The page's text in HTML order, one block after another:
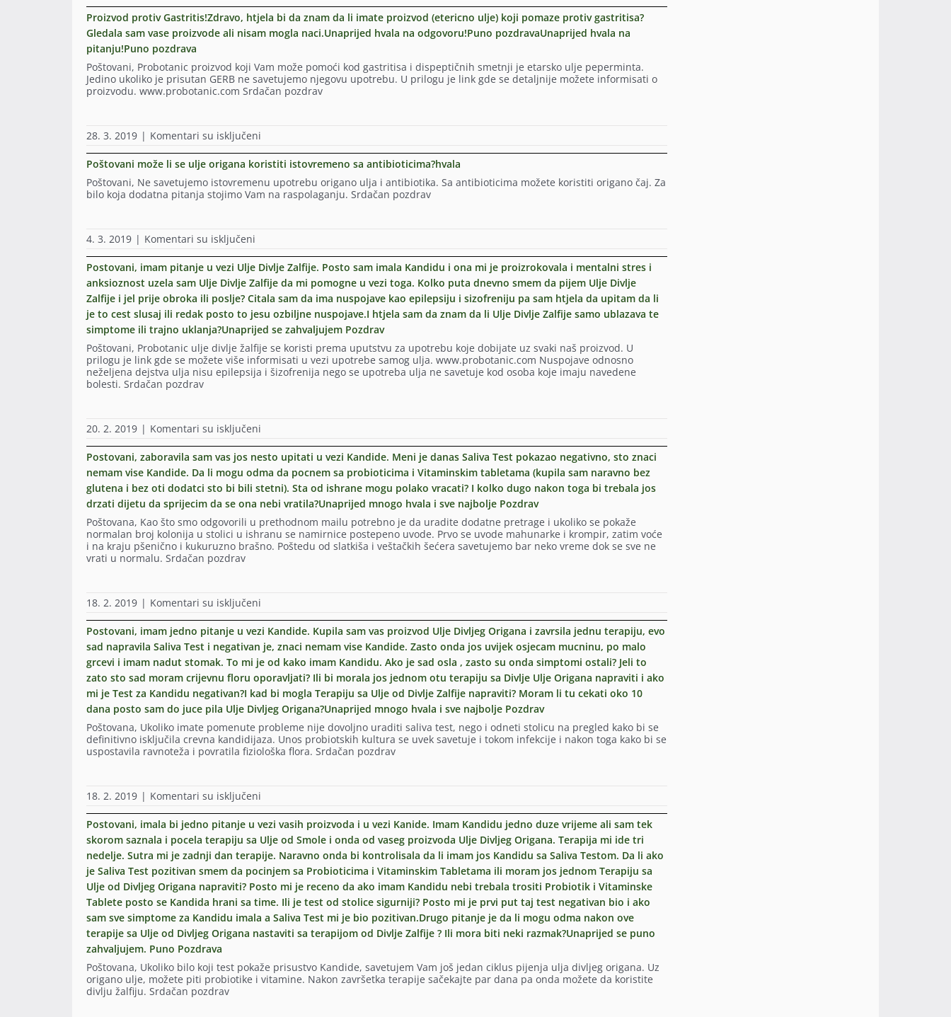
zvali
iz
apoteke
mi
da
se
ne
proizvodi
(
im
je
pa
mi
sada
nije
jasno
da
li
to
mogu
nabaviti
u
jer
mi
isto
preporučili
pa
sam
u
nedoumici
da
ili
ne?
Hvala
mokracne
besike(na
smenu
i
klebsiela).
Zanima
me
da
i
u
kojoj
dozi
da
li
treba
ponavljati
ciklus
lecenja?
(Vec
3
dana
pijem
3×2
ispod
donje
granice
je
od
3.80-
a
hemoglobin
mi
je
124
rf
kapi,
koliko
puta
i
koliko
dana?
treba
ponavljati
cikluse?
htjela
bi
vas
u
vezi
Gastritisa.
Imala
pylori
nakon
toga
Kandidu
pa
sam
uzela
od
Probotanic
Pepermintovo
ulje,
Divlji
Origano
ulje
i
od
Divlje
bi
htjela
da
znam
da
mogu
pored
toga
sto
imam
Gastritis
Puno
Proizvod protiv Gastritis!Zdravo, htjela bi da znam da li imate proizvod (etericno ulje) koji pomaze protiv gastritisa?
Gledala sam vase proizvode ali nisam mogla naci.Unaprijed hvala na odgovoru!Puno pozdravaUnaprijed hvala na
pitanju!Puno pozdrava
Poštovani, Probotanic proizvod koji Vam može pomoći kod gastritisa i dispeptičnih smetnji je etarsko ulje peperminta.
Jedino ukoliko je prisutan GERB ne savetujemo njegovu upotrebu. U prilogu je link gde se detaljnije možete informisati o
proizvodu. www.probotanic.com Srdačan pozdrav
28. 3. 2019 | Komentari su isključenina
protiv
Gastritis!Zdravo,
htjela
bi
imate
proizvod
(etericno
ulje)
koji
pomaze
protiv
Gledala
sam
vase
mogla
naci.Unaprijed
hvala
na
odgovoru!Puno
pozdravaUnaprijed
hvala
na
pitanju!Puno
pozdrava
Poštovani može li se ulje origana koristiti istovremeno sa antibioticima?hvala
Poštovani, Ne savetujemo istovremenu upotrebu origano ulja i antibiotika. Sa antibioticima možete koristiti origano čaj. Za
bilo koja dodatna pitanja stojimo Vam na raspolaganju. Srdačan pozdrav
4. 3. 2019 | Komentari su isključenina
može
li
se
ulje
origana
koristiti
istovremeno
sa
antibioticima?
hvala
Postovani, imam pitanje u vezi Ulje Divlje Zalfije. Posto sam imala Kandidu i ona mi je proizrokovala i mentalni stres i
anksioznost uzela sam Ulje Divlje Zalfije da mi pomogne u vezi toga. Kolko puta dnevno smem da pijem Ulje Divlje
Zalfije i jel prije obroka ili poslje? Citala sam da ima nuspojave kao epilepsiju i sizofreniju pa sam htjela da upitam da li
je to cest slusaj ili redak posto to jesu ozbiljne nuspojave.I htjela sam da znam da li Ulje Divlje Zalfije samo ublazava te
simptome ili trajno uklanja?Unaprijed se zahvaljujem Pozdrav
Poštovani, Probotanic ulje divlje žalfije se koristi prema uputstvu za upotrebu koje dobijate uz svaki naš proizvod. U
prilogu je link gde se možete više informisati u vezi upotrebe samog ulja. www.probotanic.com Nuspojave odnosno
neželjena dejstva ulja nisu epilepsija i šizofrenija nego se upotreba ulja ne savetuje kod osoba koje imaju navedene
bolesti. Srdačan pozdrav
20. 2. 2019 | Komentari su isključenina
imam
pitanje
u
vezi
Ulje
Divlje
Zalfije.
Posto
sam
ona
mi
je
proizrokovala
mentalni
stres
i
anksioznost
uzela
sam
Ulje
Divlje
Zalfije
u
vezi
toga.
Kolko
puta
dnevno
smem
da
pijem
Ulje
Divlje
Zalfije
prije
obroka
Postovani, zaboravila sam vas jos nesto upitati u vezi Kandide. Meni je danas Saliva Test pokazao negativno, sto znaci
nemam vise Kandide. Da li mogu odma da pocnem sa probioticima i Vitaminskim tabletama (kupila sam naravno bez
glutena i bez oti dodatci sto bi bili stetni). Sta od ishrane mogu polako vracati? I kolko dugo nakon toga bi trebala jos
drzati dijetu da sprijecim da se ona nebi vratila?Unaprijed mnogo hvala i sve najbolje Pozdrav
Poštovana, Kao što smo odgovorili u prethodnom mailu potrebno je da uradite dodatne pretrage i ukoliko se pokaže
normalan broj kolonija u stolici u ishranu se namirnice postepeno uvode. Prvo se uvode mahunarke i krompir, zatim voće
i na kraju pšenično i kukuruzno brašno. Poštedu od slatkiša i veštačkih šećera savetujemo bar neko vreme dok se sve ne
vrati u normalu. Srdačan pozdrav
18. 2. 2019 | Komentari su isključenina
zaboravila
sam
vas
jos
nesto
upitati
u
vezi
Kandide.
Meni
je
danas
pokazao
sto
znaci
nemam
vise
Kandide.
Da
li
mogu
odma
da
pocnem
probioticima
i
Vitaminskim
Postovani, imam jedno pitanje u vezi Kandide. Kupila sam vas proizvod Ulje Divljeg Origana i zavrsila jednu terapiju, evo
sad napravila Saliva Test i negativan je, znaci nemam vise Kandide. Zasto onda jos uvijek osjecam mucninu, po malo
grcevi i imam nadut stomak. To mi je od kako imam Kandidu. Ako je sad osla , zasto su onda simptomi ostali? Jeli to
zato sto sad moram crijevnu floru oporavljati? Ili bi morala jos jednom otu terapiju sa Divlje Ulje Origana napraviti i ako
mi je Test za Kandidu negativan?I kad bi mogla Terapiju sa Ulje od Divlje Zalfije napraviti? Moram li tu cekati oko 10
dana posto sam do juce pila Ulje Divljeg Origana?Unaprijed mnogo hvala i sve najbolje Pozdrav
Poštovana, Ukoliko imate pomenute probleme nije dovoljno uraditi saliva test, nego i odneti stolicu na pregled kako bi se
definitivno isključila crevna kandidijaza. Unos probiotskih kultura se uvek savetuje i tokom infekcije i nakon toga kako bi se
uspostavila ravnoteža i povratila fiziološka flora. Srdačan pozdrav
18. 2. 2019 | Komentari su isključenina
imam
jedno
pitanje
u
vezi
Kandide.
Kupila
sam
vas
proizvod
Ulje
Origana
i
zavrsila
Postovani, imala bi jedno pitanje u vezi vasih proizvoda i u vezi Kanide. Imam Kandidu jedno duze vrijeme ali sam tek
skorom saznala i pocela terapiju sa Ulje od Smole i onda od vaseg proizvoda Ulje Divljeg Origana. Terapija mi ide tri
nedelje. Sutra mi je zadnji dan terapije. Naravno onda bi kontrolisala da li imam jos Kandidu sa Saliva Testom. Da li ako
je Saliva Test pozitivan smem da pocinjem sa Probioticima i Vitaminskim Tabletama ili moram jos jednom Terapiju sa
Ulje od Divljeg Origana napraviti? Posto mi je receno da ako imam Kandidu nebi trebala trositi Probiotik i Vitaminske
Tablete posto se Kandida hrani sa time. Ili je test od stolice sigurniji? Posto mi je prvi put taj test negativan bio i ako
sam sve simptome za Kandidu imala a Saliva Test mi je bio pozitivan.Drugo pitanje je da li mogu odma nakon ove
terapije sa Ulje od Divljeg Origana nastaviti sa terapijom od Divlje Zalfije ? Ili mora biti neki razmak?Unaprijed se puno
zahvaljujem. Puno Pozdrava
Poštovana, Ukoliko bilo koji test pokaže prisustvo Kandide, savetujem Vam još jedan ciklus pijenja ulja divljeg origana. Uz
origano ulje, možete piti probiotike i vitamine. Nakon završetka terapije sačekajte par dana pa onda možete da koristite
divlju žalfiju. Srdačan pozdrav